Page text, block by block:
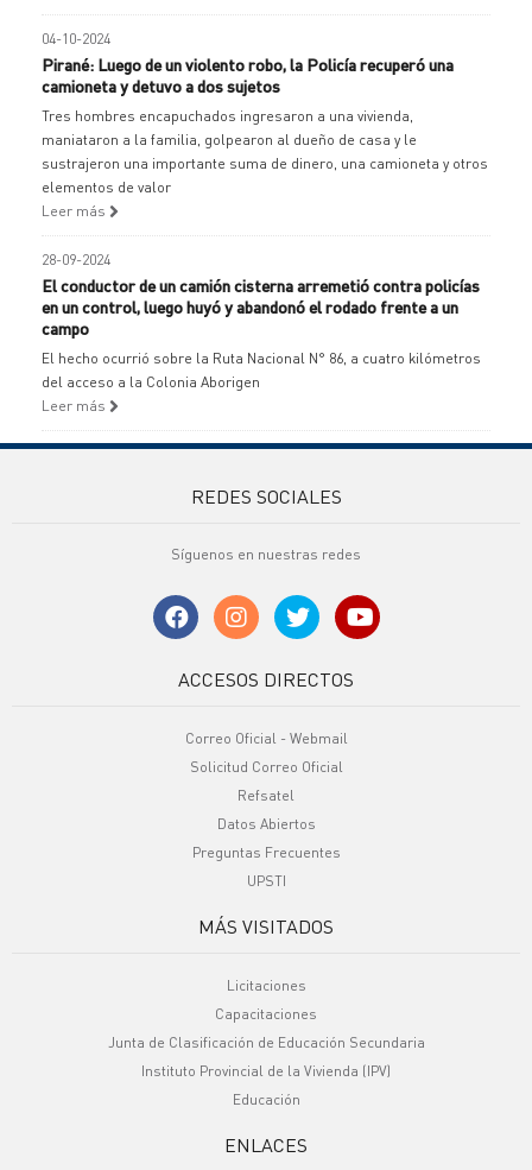
04-10-2024
Pirané: Luego de un violento robo, la Policía recuperó una
camioneta y detuvo a dos sujetos
Tres hombres encapuchados ingresaron a una vivienda,
maniataron a la familia, golpearon al dueño de casa y le
sustrajeron una importante suma de dinero, una camioneta y otros
elementos de valor
Leer más
28-09-2024
El conductor de un camión cisterna arremetió contra policías
en un control, luego huyó y abandonó el rodado frente a un
campo
El hecho ocurrió sobre la Ruta Nacional N° 86, a cuatro kilómetros
del acceso a la Colonia Aborigen
Leer más
REDES SOCIALES
Síguenos en nuestras redes
ACCESOS DIRECTOS
Correo Oficial - Webmail
Solicitud Correo Oficial
Refsatel
Datos Abiertos
Preguntas Frecuentes
UPSTI
MÁS VISITADOS
Licitaciones
Capacitaciones
Junta de Clasificación de Educación Secundaria
Instituto Provincial de la Vivienda (IPV)
Educación
ENLACES